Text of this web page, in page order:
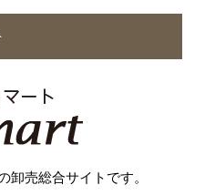
卸売総合サイトです。